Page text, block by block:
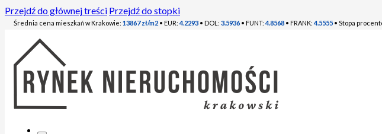
Przejdź do głównej treści Przejdź do stopki
Średnia cena mieszkań w Krakowie: 13867 zł/m2 • EUR: 4.2293 • DOL: 3.5936 • FUNT: 4.8568 • FRANK: 4.5555 • Stopa